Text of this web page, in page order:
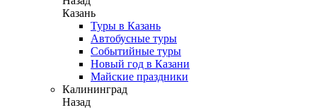
Казань
Туры в Казань
Автобусные туры
Событийные туры
Новый год в Казани
Майские праздники
Калининград
Назад